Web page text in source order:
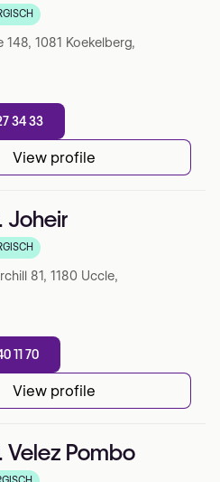
sur Google
148, 1081 Koekelberg,
34 33
View profile
Joheir
sur Google
81, 1180 Uccle,
11 70
View profile
Velez Pombo